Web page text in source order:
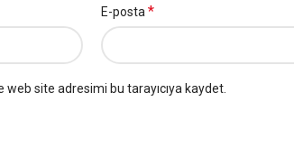
E-posta *
web site adresimi bu tarayıcıya kaydet.